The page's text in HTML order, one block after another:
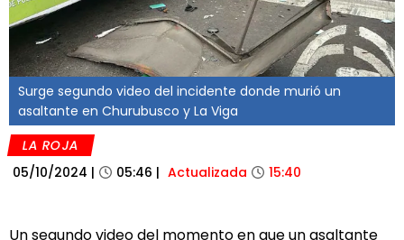
Surge segundo video del incidente donde murió un
asaltante en Churubusco y La Viga
LA ROJA
05/10/2024 | 05:46 | Actualizada 15:40
Un segundo video del momento en que un asaltante